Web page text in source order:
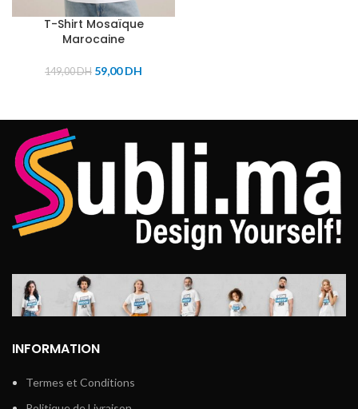
T-Shirt Mosaïque
Marocaine
149,00DH 59,00DH
INFORMATION
Termes et Conditions